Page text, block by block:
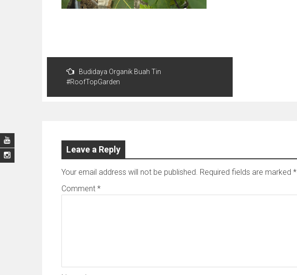
Post
navigationBudidaya Organik Buah Tin
#RoofTopGarden
Leave a Reply
Your email address will not be published. Required fields are marked *
Comment *